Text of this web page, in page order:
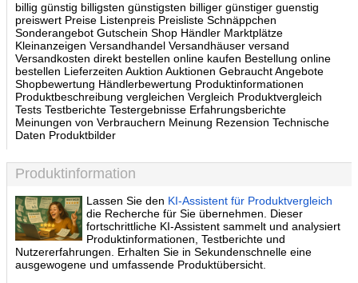
billig günstig billigsten günstigsten billiger günstiger guenstig
preiswert Preise Listenpreis Preisliste Schnäppchen
Sonderangebot Gutschein Shop Händler Marktplätze
Kleinanzeigen Versandhandel Versandhäuser versand
Versandkosten direkt bestellen online kaufen Bestellung online
bestellen Lieferzeiten Auktion Auktionen Gebraucht Angebote
Shopbewertung Händlerbewertung Produktinformationen
Produktbeschreibung vergleichen Vergleich Produktvergleich
Tests Testberichte Testergebnisse Erfahrungsberichte
Meinungen von Verbrauchern Meinung Rezension Technische
Daten Produktbilder
Produktinformation
Lassen Sie den KI-Assistent für Produktvergleich
die Recherche für Sie übernehmen. Dieser
fortschrittliche KI-Assistent sammelt und analysiert
Produktinformationen, Testberichte und
Nutzererfahrungen. Erhalten Sie in Sekundenschnelle eine
ausgewogene und umfassende Produktübersicht.